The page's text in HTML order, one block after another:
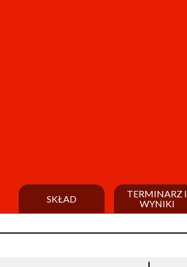
SKŁAD
TERMINARZ I
WYNIKI